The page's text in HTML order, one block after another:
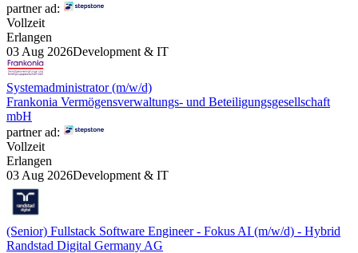
partner ad:
Vollzeit
Erlangen
03 Aug 2026Development & IT
Systemadministrator (m/w/d)
Frankonia Vermögensverwaltungs- und Beteiligungsgesellschaft
mbH
partner ad:
Vollzeit
Erlangen
03 Aug 2026Development & IT
(Senior) Fullstack Software Engineer - Fokus AI (m/w/d) - Hybrid
Randstad Digital Germany AG